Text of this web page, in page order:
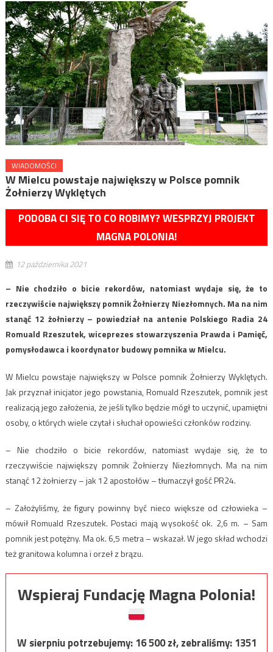
WIADOMOŚCI
W Mielcu powstaje największy w Polsce pomnik
Żołnierzy Wyklętych
PODOBA CI SIĘ TO CO ROBIMY? WESPRZYJ PROJEKT
MAGNA POLONIA!
12 października 2021
– Nie chodziło o bicie rekordów, natomiast wydaje się, że to
rzeczywiście największy pomnik Żołnierzy Niezłomnych. Ma na nim
stanąć 12 żołnierzy – powiedział na antenie Polskiego Radia 24
Romuald Rzeszutek, wiceprezes stowarzyszenia Prawda i Pamięć,
pomysłodawca i koordynator budowy pomnika w Mielcu.
W Mielcu powstaje największy w Polsce pomnik Żołnierzy Wyklętych.
Jak przyznał inicjator jego powstania, Romuald Rzeszutek, pomnik jest
realizacją jego założenia, że jeśli tylko będzie mógł to uczynić, upamiętni
osoby, o których wiele czytał i słuchał opowieści członków rodziny.
– Nie chodziło o bicie rekordów, natomiast wydaje się, że to
rzeczywiście największy pomnik Żołnierzy Niezłomnych. Ma na nim
stanąć 12 żołnierzy – jak 12 apostołów – tłumaczył gość PR24.
– Założyliśmy, że figury powinny być nieco większe od człowieka –
mówił Romuald Rzeszutek. Postaci mają wysokość ok. 2,6 m. – Sam
pomnik jest potężny. Ma ok. 6,5 metra – wskazał. W jego skład wchodzi
też granitowa kolumna i orzeł z brązu.
Wspieraj Fundację Magna Polonia!
W sierpniu potrzebujemy:16 500zł, zebraliśmy:1351